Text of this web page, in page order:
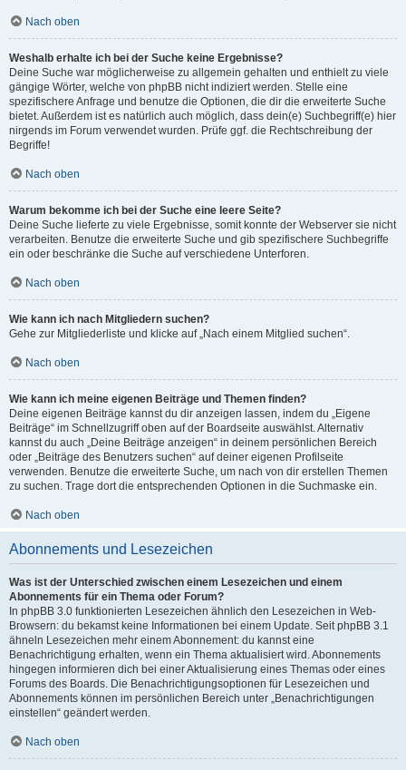
Nach oben
Weshalb erhalte ich bei der Suche keine Ergebnisse?
Deine Suche war möglicherweise zu allgemein gehalten und enthielt zu viele
gängige Wörter, welche von phpBB nicht indiziert werden. Stelle eine
spezifischere Anfrage und benutze die Optionen, die dir die erweiterte Suche
bietet. Außerdem ist es natürlich auch möglich, dass dein(e) Suchbegriff(e) hier
nirgends im Forum verwendet wurden. Prüfe ggf. die Rechtschreibung der
Begriffe!
Nach oben
Warum bekomme ich bei der Suche eine leere Seite?
Deine Suche lieferte zu viele Ergebnisse, somit konnte der Webserver sie nicht
verarbeiten. Benutze die erweiterte Suche und gib spezifischere Suchbegriffe
ein oder beschränke die Suche auf verschiedene Unterforen.
Nach oben
Wie kann ich nach Mitgliedern suchen?
Gehe zur Mitgliederliste und klicke auf „Nach einem Mitglied suchen“.
Nach oben
Wie kann ich meine eigenen Beiträge und Themen finden?
Deine eigenen Beiträge kannst du dir anzeigen lassen, indem du „Eigene
Beiträge“ im Schnellzugriff oben auf der Boardseite auswählst. Alternativ
kannst du auch „Deine Beiträge anzeigen“ in deinem persönlichen Bereich
oder „Beiträge des Benutzers suchen“ auf deiner eigenen Profilseite
verwenden. Benutze die erweiterte Suche, um nach von dir erstellen Themen
zu suchen. Trage dort die entsprechenden Optionen in die Suchmaske ein.
Nach oben
Abonnements und Lesezeichen
Was ist der Unterschied zwischen einem Lesezeichen und einem
Abonnements für ein Thema oder Forum?
In phpBB 3.0 funktionierten Lesezeichen ähnlich den Lesezeichen in Web-
Browsern: du bekamst keine Informationen bei einem Update. Seit phpBB 3.1
ähneln Lesezeichen mehr einem Abonnement: du kannst eine
Benachrichtigung erhalten, wenn ein Thema aktualisiert wird. Abonnements
hingegen informieren dich bei einer Aktualisierung eines Themas oder eines
Forums des Boards. Die Benachrichtigungsoptionen für Lesezeichen und
Abonnements können im persönlichen Bereich unter „Benachrichtigungen
einstellen“ geändert werden.
Nach oben